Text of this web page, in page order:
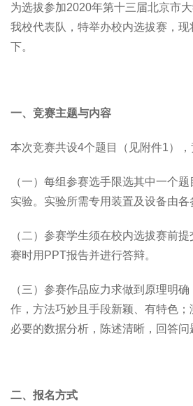
为选拔参加2020年第十三届北京市
我校代表队，特举办校内选拔赛，
下。
一、竞赛主题与内容
本次竞赛共设4个题目（见附件1），
（一）每组参赛选手限选其中一个
实验。实验所需专用装置及设备由各
（二）参赛学生须在校内选拔赛前
赛时用PPT报告并进行答辩。
（三）参赛作品应力求做到原理明
作，方法巧妙且手段新颖、有特色
必要的数据分析，陈述清晰，回答问
二、报名方式